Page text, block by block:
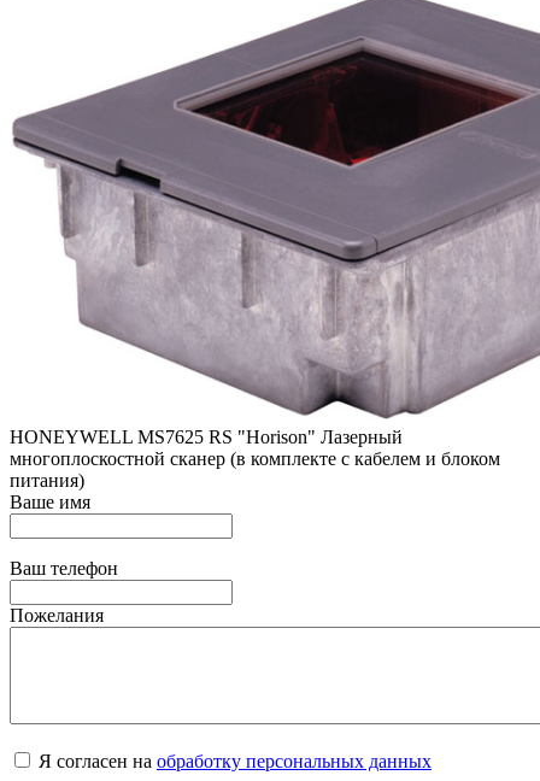
HONEYWELL MS7625 RS "Horison" Лазерный
многоплоскостной сканер (в комплекте с кабелем и блоком
питания)
Ваше имя
Ваш телефон
Пожелания
Я согласен на обработку персональных данных